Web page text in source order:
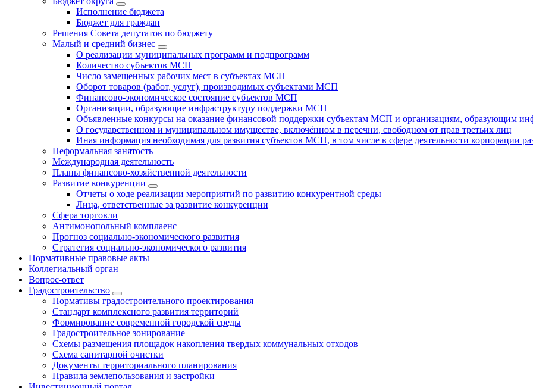
Исполнение бюджета
Бюджет для граждан
Решения Совета депутатов по бюджету
Малый и средний бизнес
О реализации муниципальных программ и подпрограмм
Количество субъектов МСП
Число замещенных рабочих мест в субъектах МСП
Оборот товаров (работ, услуг), производимых субъектами МСП
Финансово-экономическое состояние субъектов МСП
Организации, образующие инфраструктуру поддержки МСП
Объявленные конкурсы на оказание финансовой поддержки субъектам МСП и организациям, образующим
О государственном и муниципальном имуществе, включённом в перечни, свободном от прав третьих лиц
Иная информация необходимая для развития субъектов МСП, в том числе в сфере деятельности корпорации
Неформальная занятость
Международная деятельность
Планы финансово-хозяйственной деятельности
Развитие конкуренции
Отчеты о ходе реализации мероприятий по развитию конкурентной среды
Лица, ответственные за развитие конкуренции
Сфера торговли
Антимонопольный комплаенс
Прогноз социально-экономического развития
Стратегия социально-экономического развития
Нормативные правовые акты
Коллегиальный орган
Вопрос-ответ
Градостроительство
Нормативы градостроительного проектирования
Стандарт комплексного развития территорий
Формирование современной городской среды
Градостроительное зонирование
Схемы размещения площадок накопления твердых коммунальных отходов
Схема санитарной очистки
Документы территориального планирования
Правила землепользования и застройки